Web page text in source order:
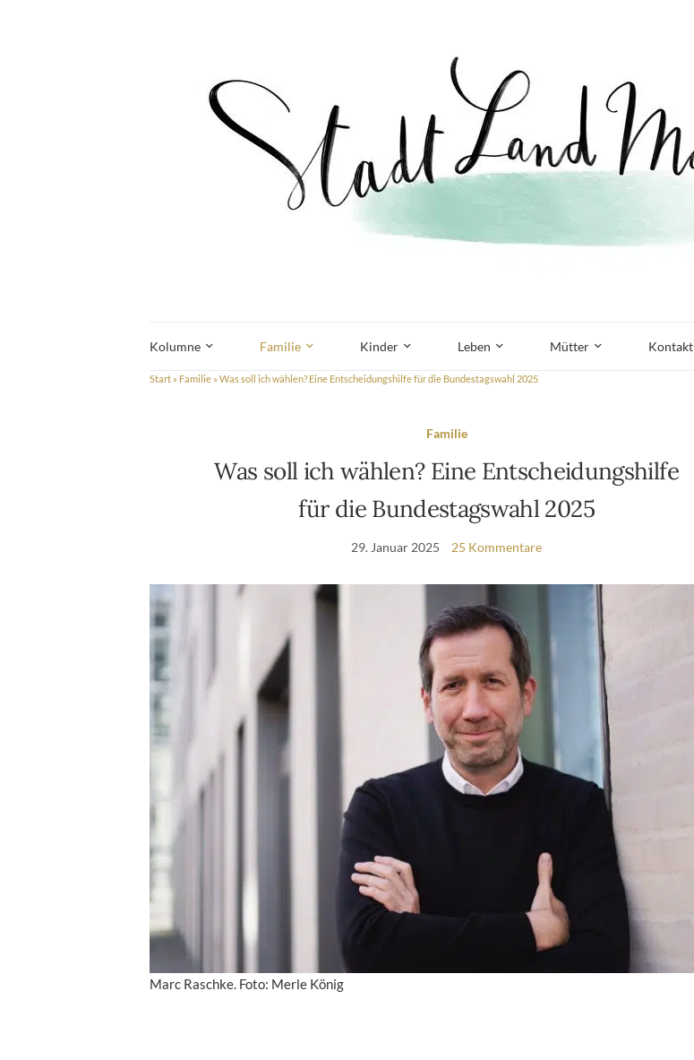
Kolumne Familie Kinder Leben Mütter Kontakt
Start » Familie » Was soll ich wählen? Eine Entscheidungshilfe für die Bundestagswahl 2025
Familie
Was soll ich wählen? Eine Entscheidungshilfe
für die Bundestagswahl 2025
29. Januar 2025 25 Kommentare
Marc Raschke. Foto: Merle König